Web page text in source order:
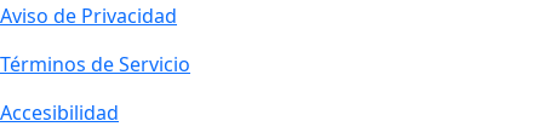
Aviso de Privacidad
Términos de Servicio
Accesibilidad